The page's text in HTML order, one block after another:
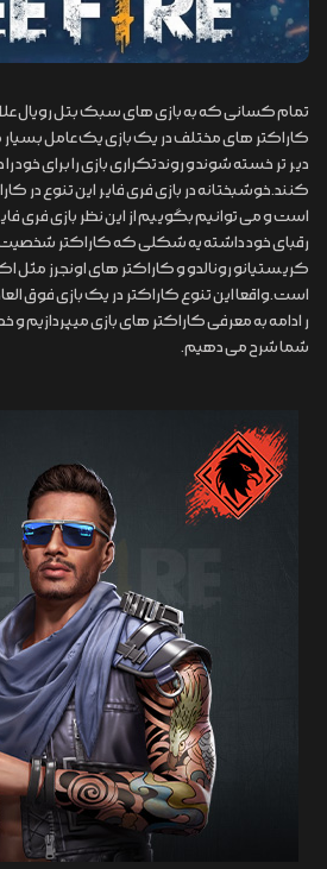
تمام کسانی که به بازی های سبک بتل رویال
کاراکتر های مختلف در یک بازی یک عامل
دیر تر خسته شوند و روند تکراری بازی را برای خود
کنند.خوشبختانه در بازی فری فایر این تنوع در
است و می توانیم بگوییم از این نظر بازی فری
رقبای خود داشته یه شکلی که کاراکتر
کریستیانو رونالدو و کاراکتر های اونجرز مثل
است.واقعا این تنوع کاراکتر در یک بازی فوق
ر ادامه به معرفی کاراکتر های بازی میپردازیم
شما شرح می دهیم.